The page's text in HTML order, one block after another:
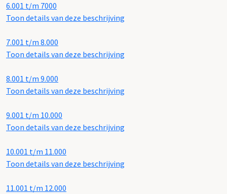
6.001 t/m 7000
Toon details van deze beschrijving
7.001 t/m 8.000
Toon details van deze beschrijving
8.001 t/m 9.000
Toon details van deze beschrijving
9.001 t/m 10.000
Toon details van deze beschrijving
10.001 t/m 11.000
Toon details van deze beschrijving
11.001 t/m 12.000